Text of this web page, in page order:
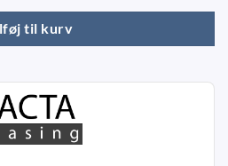
til kurv